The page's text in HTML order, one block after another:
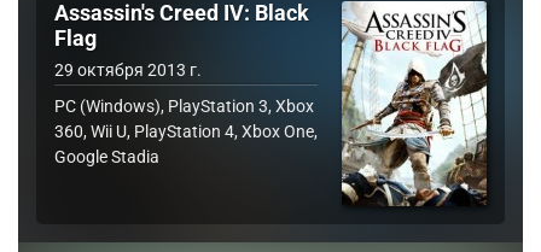
Assassin's Creed IV: Black
Flag
29 октября 2013 г.
PC (Windows), PlayStation 3, Xbox
360, Wii U, PlayStation 4, Xbox One,
Google Stadia